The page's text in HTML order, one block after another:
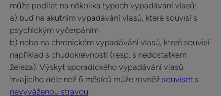
může podílet na několika typech vypadávání vlasů:
a) buď na akutním vypadávání vlasů, které souvisí s
psychickým vyčerpáním
b) nebo na chronickém vypadávání vlasů, které souvisí
například s chudokrevností (resp. s nedostatkem
železa). Výskyt sporadického vypadávání vlasů
trvajícího déle než 6 měsíců může rovněž souviset s
nevyváženou stravou.